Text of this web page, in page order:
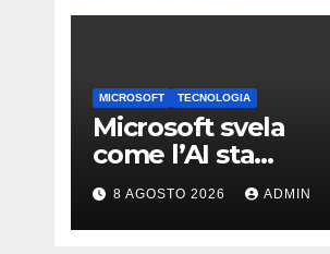
MICROSOFT TECNOLOGIA
Microsoft svela
come l’AI sta
riscrivendo il modo
di creare software
8 AGOSTO 2026 ADMIN